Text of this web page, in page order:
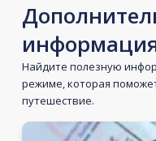
Найдите полезную
режиме, которая
путешествие.